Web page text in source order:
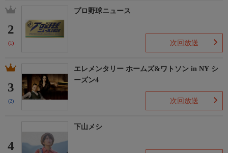
2
(1)
プロ野球ニュース
次回放送
3
(2)
エレメンタリー ホームズ&ワトソン in NY シ
ーズン4
次回放送
4
下山メシ